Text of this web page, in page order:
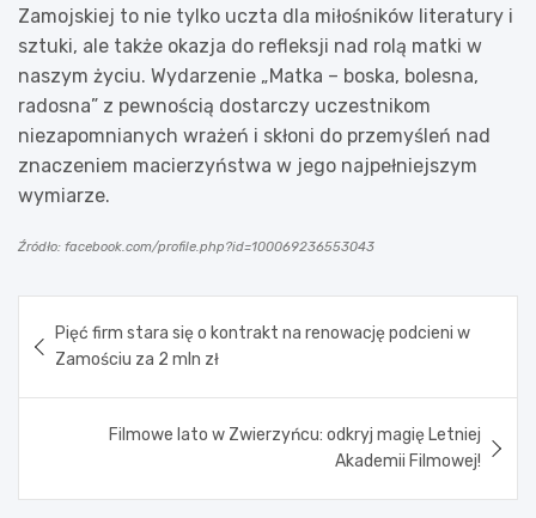
Zamojskiej to nie tylko uczta dla miłośników literatury i
sztuki, ale także okazja do refleksji nad rolą matki w
naszym życiu. Wydarzenie „Matka – boska, bolesna,
radosna” z pewnością dostarczy uczestnikom
niezapomnianych wrażeń i skłoni do przemyśleń nad
znaczeniem macierzyństwa w jego najpełniejszym
wymiarze.
Źródło: facebook.com/profile.php?id=100069236553043
wpisu
Pięć firm stara się o kontrakt na renowację podcieni w
Zamościu za 2 mln zł
Filmowe lato w Zwierzyńcu: odkryj magię Letniej
Akademii Filmowej!